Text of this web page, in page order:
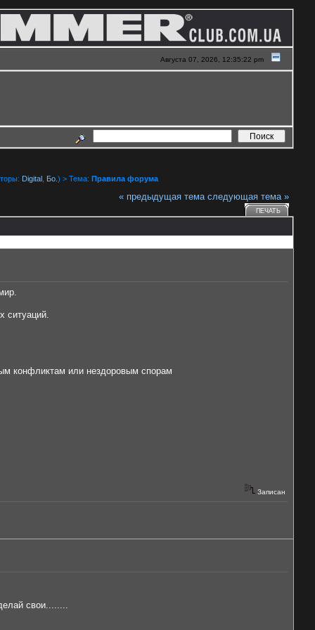
Августа 07, 2026, 12:35:22 pm
Digital Бо. ) > Тема: Правила форума
« предыдущая тема следующая тема »
ПЕЧАТЬ
ситуаций.
конфликтам или нездоровым спорам
Записан
свои........